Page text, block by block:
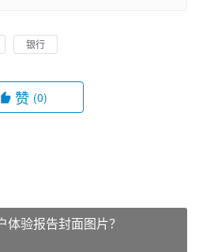
银行
赞 (0)
验报告封面图片？